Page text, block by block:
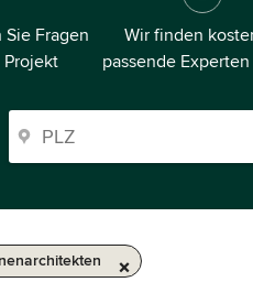
Fragen
Projekt
Wir finden
passende